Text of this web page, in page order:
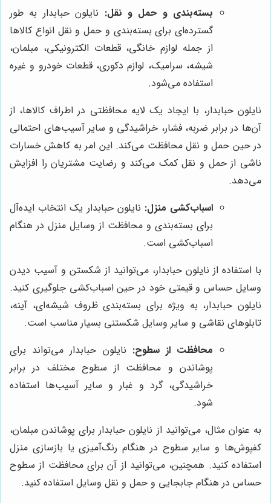
بسته‌بندی و حمل و نقل: نایلون حبابدار به طور
گسترده‌ای برای بسته‌بندی و حمل و نقل انواع کالاها
از جمله لوازم خانگی، قطعات الکترونیکی، مبلمان،
شیشه، سرامیک، لوازم دکوری، قطعات خودرو و غیره
استفاده می‌شود.
نایلون حبابدار، با ایجاد یک لایه محافظتی در اطراف کالاها، از
آن‌ها در برابر ضربه، فشار، خراشیدگی و سایر آسیب‌های احتمالی
در حین حمل و نقل محافظت می‌کند. این امر به کاهش خسارات
ناشی از حمل و نقل کمک می‌کند و رضایت مشتریان را افزایش
می‌دهد.
اسباب‌کشی منزل: نایلون حبابدار یک انتخاب ایده‌آل
برای بسته‌بندی و محافظت از وسایل منزل در هنگام
اسباب‌کشی است.
با استفاده از نایلون حبابدار، می‌توانید از شکستن و آسیب دیدن
وسایل حساس و قیمتی خود در حین اسباب‌کشی جلوگیری کنید.
نایلون حبابدار، به ویژه برای بسته‌بندی ظروف شیشه‌ای، آینه،
تابلوهای نقاشی و سایر وسایل شکستنی بسیار مناسب است.
محافظت از سطوح: نایلون حبابدار می‌تواند برای
پوشاندن و محافظت از سطوح مختلف در برابر
خراشیدگی، گرد و غبار و سایر آسیب‌ها استفاده
شود.
به عنوان مثال، می‌توانید از نایلون حبابدار برای پوشاندن مبلمان،
کفپوش‌ها و سایر سطوح در هنگام رنگ‌آمیزی یا بازسازی منزل
استفاده کنید. همچنین، می‌توانید از آن برای محافظت از سطوح
حساس در هنگام جابجایی و حمل و نقل وسایل استفاده کنید.